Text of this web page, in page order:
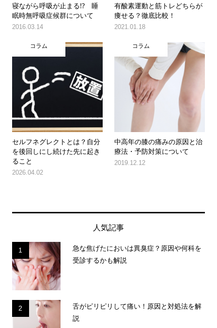
寝ながら呼吸が止まる!? 睡
眠時無呼吸症候群について
2016.03.14
有酸素運動と筋トレどちらが
痩せる？徹底比較！
2021.01.18
コラム
セルフネグレクトとは？自分
を後回しにし続けた先に起き
ること
2026.04.02
コラム
中高年の膝の痛みの原因と治
療法・予防対策について
2019.12.12
人気記事
1
急な焦げたにおいは異臭症？原因や何科を
受診するかも解説
2
舌がピリピリして痛い！原因と対処法を解
説